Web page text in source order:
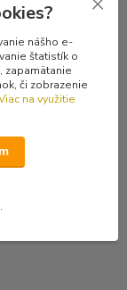
nášho e-
štatistík o
zapamätanie
či zobrazenie
na využitie
.